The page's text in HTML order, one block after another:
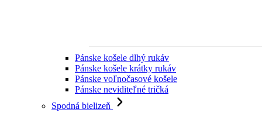
Pánske košele dlhý rukáv
Pánske košele krátky rukáv
Pánske voľnočasové košele
Pánske neviditeľné tričká
Spodná bielizeň